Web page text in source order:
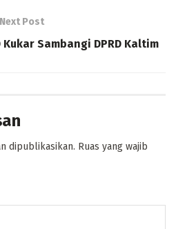
Next Post
Kukar Sambangi DPRD Kaltim
dipublikasikan. Ruas yang wajib